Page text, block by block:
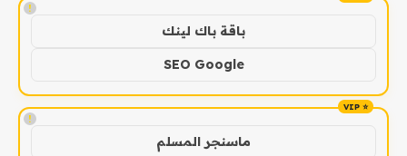
!
باقة باك لينك
SEO Google
!
ماسنجر المسلم